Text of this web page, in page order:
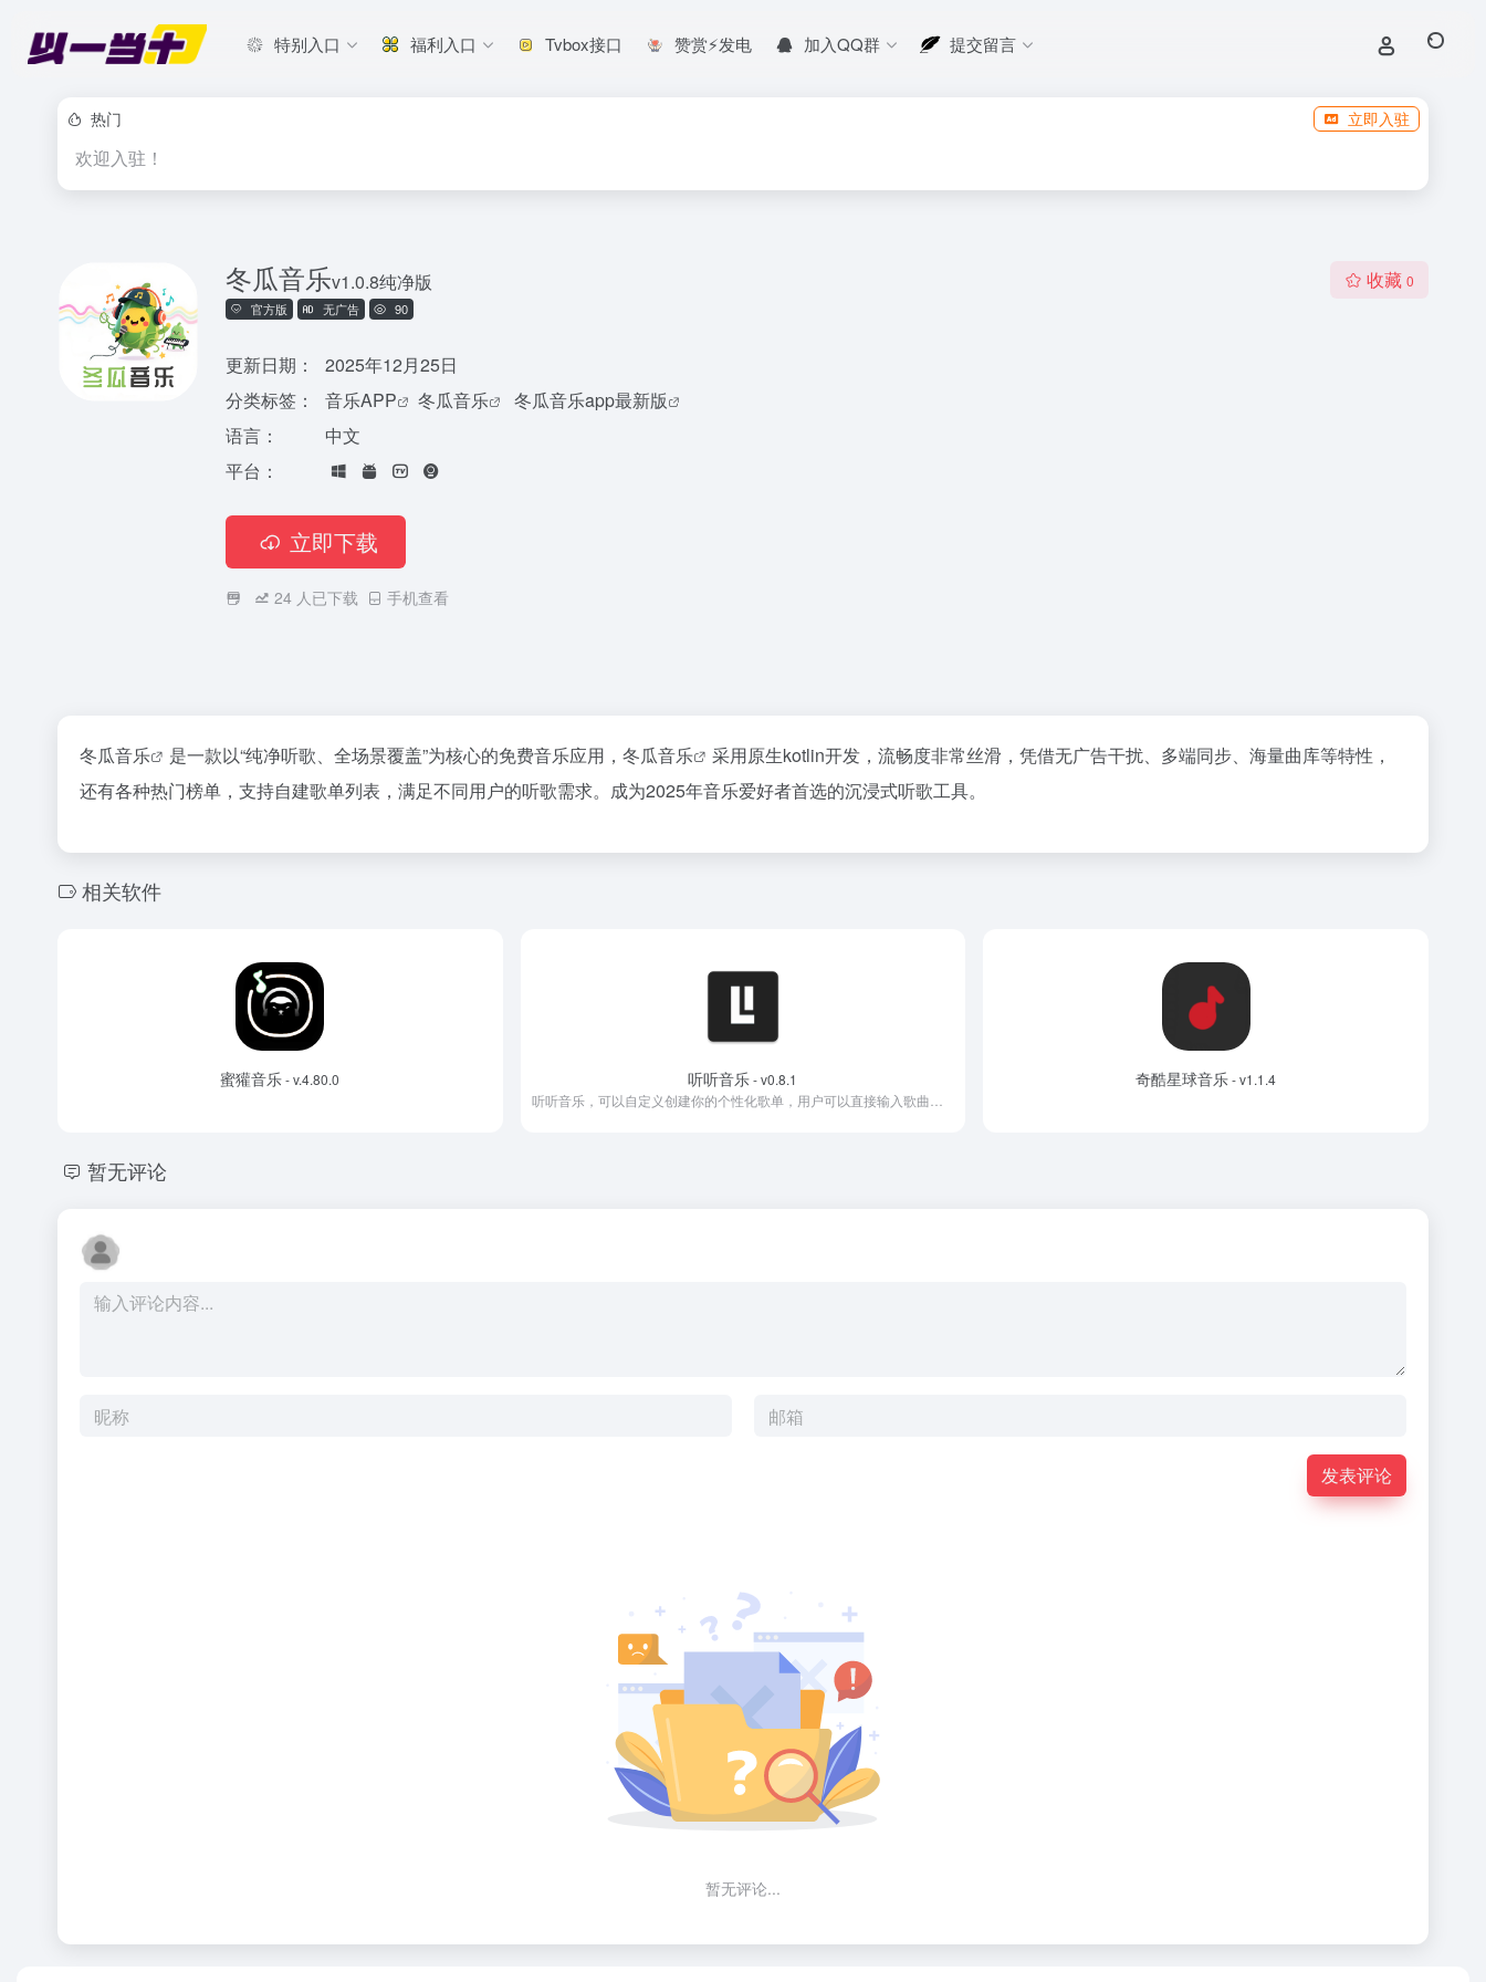
特别入口 福利入口 Tvbox接口 赞赏⚡发电 加入QQ群 提交留言
热门 立即入驻
欢迎入驻！
冬瓜音乐v1.0.8纯净版
官方版 无广告 90
收藏 0
更新日期：
2025年12月25日
分类标签：
音乐APP 冬瓜音乐
冬瓜音乐app最新版
语言：
中文
平台：
立即下载
24 人已下载 手机查看
冬瓜音乐 是一款以“纯净听歌、全场景覆盖”为核心的免费音乐应用， 冬瓜音乐
采用原生kotlin开发，流畅度非常丝滑，凭借无广告干扰、多端同步、海量曲库等特性，
还有各种热门榜单，支持自建歌单列表，满足不同用户的听歌需求。成为2025年音乐爱好者首选的沉浸式听歌工具。
相关软件
蜜獾音乐- v.4.80.0 听听音乐- v0.8.1
奇酷星球音乐- v1.1.4
暂无评论
发表评论
暂无评论...